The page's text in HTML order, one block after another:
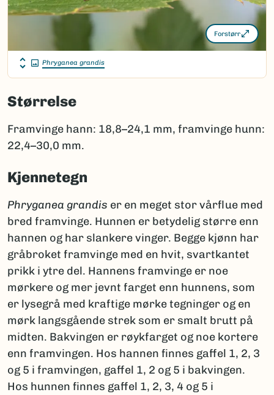
Forstørr
Phryganea grandis
Størrelse
Framvinge hann: 18,8–24,1 mm, framvinge hunn:
22,4–30,0 mm.
Kjennetegn
Phryganea grandis er en meget stor vårflue med
bred framvinge. Hunnen er betydelig større enn
hannen og har slankere vinger. Begge kjønn har
gråbroket framvinge med en hvit, svartkantet
prikk i ytre del. Hannens framvinge er noe
mørkere og mer jevnt farget enn hunnens, som
er lysegrå med kraftige mørke tegninger og en
mørk langsgående strek som er smalt brutt på
midten. Bakvingen er røykfarget og noe kortere
enn framvingen. Hos hannen finnes gaffel 1, 2, 3
og 5 i framvingen, gaffel 1, 2 og 5 i bakvingen.
Hos hunnen finnes gaffel 1, 2, 3, 4 og 5 i